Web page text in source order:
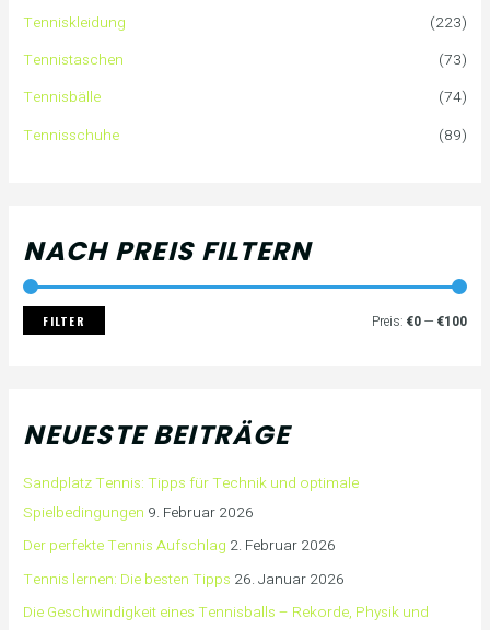
n
a
c
h
Tenniskleidung
(223)
Tennistaschen
(73)
Tennisbälle
(74)
Tennisschuhe
(89)
NACH PREIS FILTERN
e
i
s
e
i
s
FILTER Preis: €0— €100
NEUESTE BEITRÄGE
Sandplatz Tennis: Tipps für Technik und optimale
Spielbedingungen 9. Februar 2026
Der perfekte Tennis Aufschlag 2. Februar 2026
Tennis lernen: Die besten Tipps 26. Januar 2026
Die Geschwindigkeit eines Tennisballs – Rekorde, Physik und